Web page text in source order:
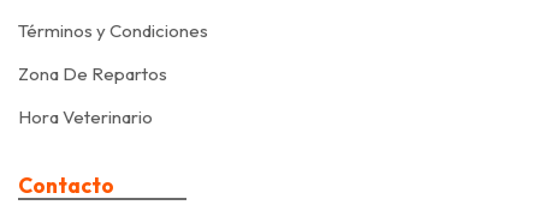
Términos y Condiciones
Zona De Repartos
Hora Veterinario
Contacto